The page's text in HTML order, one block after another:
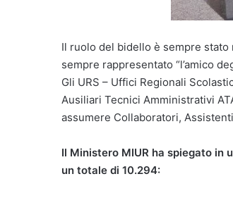
Il ruolo del bidello è sempre
sempre rappresentato “l’amico
Gli URS – Uffici Regionali
Ausiliari Tecnici Amministrativi
assumere Collaboratori,
Il Ministero MIUR ha spiegato in
un totale di 10.294: